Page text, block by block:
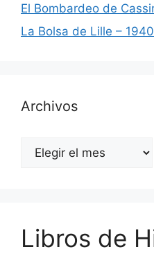
El Bombardeo de
La Bolsa de Lille – 1940
Archivos
Archivos
Libros de